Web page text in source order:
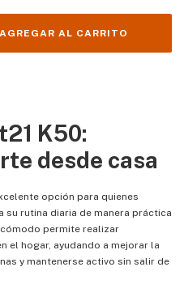
K50:
desde casa
opción para quienes
rutina diaria de manera práctica
permite realizar
el hogar, ayudando a mejorar la
y mantenerse activo sin salir de